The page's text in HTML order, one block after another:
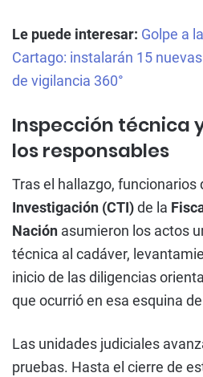
Le puede interesar: Golpe a
Cartago: instalarán 15
de vigilancia 360°
Inspección técnica
los responsables
Tras el hallazgo, funcionarios
Investigación (CTI)de la
Nación asumieron los actos
técnica al cadáver,
inicio de las diligencias
que ocurrió en esa esquina de
Las unidades judiciales
pruebas. Hasta el cierre de